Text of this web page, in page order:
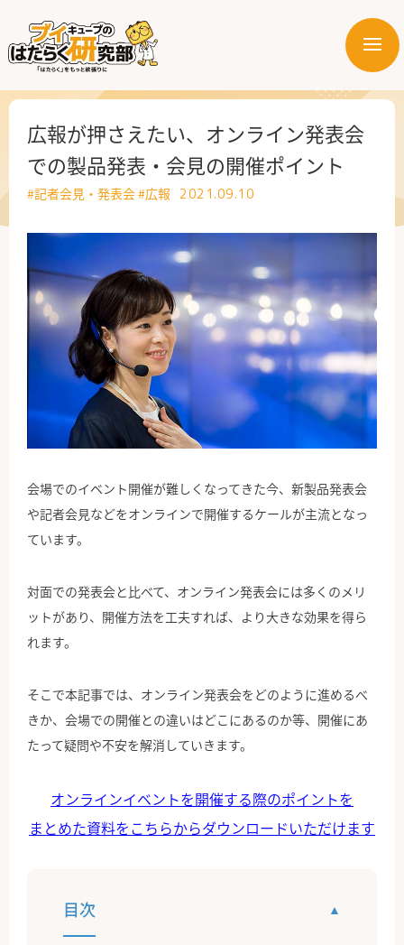
メ
ー
はたらく部署
はたらく課題
公式X
公式Facebook
広報が押さえたい、オンライン発表会
での製品発表・会見の開催ポイント
#記者会見・発表会#広報 2021.09.10
会場でのイベント開催が難しくなってきた今、新製品発表会
や記者会見などをオンラインで開催するケールが主流となっ
ています。
対面での発表会と比べて、オンライン発表会には多くのメリ
ットがあり、開催方法を工夫すれば、より大きな効果を得ら
れます。
そこで本記事では、オンライン発表会をどのように進めるべ
きか、会場での開催との違いはどこにあるのか等、開催にあ
たって疑問や不安を解消していきます。
オンラインイベントを開催する際のポイントを
まとめた資料をこちらからダウンロードいただけます
目次